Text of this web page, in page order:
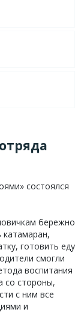
состоялся
бережно
катамаран,
готовить еду
смогли
воспитания
со стороны,
с ним все
и